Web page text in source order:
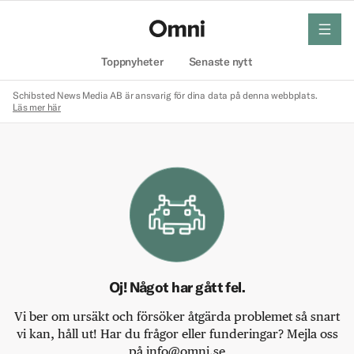
Toppnyheter Senaste nytt
meny
Schibsted News Media AB är ansvarig för dina data på denna webbplats.
Läs mer här
Oj! Något har gått fel.
Vi ber om ursäkt och försöker åtgärda problemet så snart
vi kan, håll ut! Har du frågor eller funderingar? Mejla oss